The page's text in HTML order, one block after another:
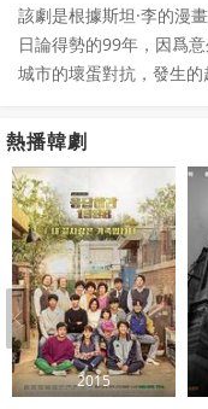
該劇是根據斯坦·李的漫
日論得勢的99年，因爲
城市的壞蛋對抗，發生的
熱播韓劇
2015